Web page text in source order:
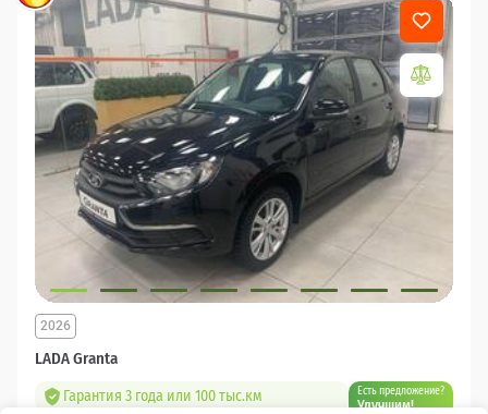
LADA Granta
2026
Гарантия 3 года или 100 тыс.км Есть предложение?
Улучшим!